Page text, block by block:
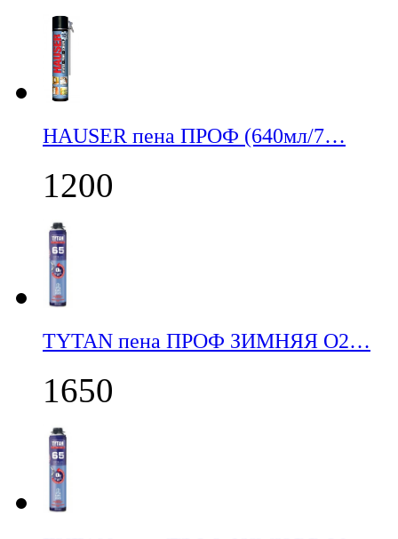
НАUSER пена ПРОФ (640мл/7…
1200
TYTAN пена ПРОФ ЗИМНЯЯ О2…
1650